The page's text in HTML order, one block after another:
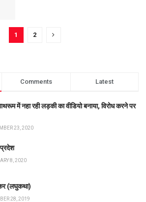
1 2
Comments Latest
में नहा रही लड़की का वीडियो बनाया, विरोध करने पर
23, 2020
8, 2020
(लघुकथा)
28, 2019